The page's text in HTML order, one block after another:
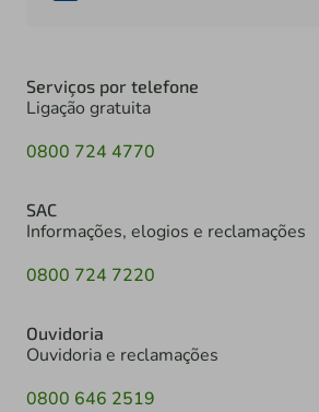
Serviços por telefone
Ligação gratuita
0800 724 4770
SAC
Informações, elogios e reclamações
0800 724 7220
Ouvidoria
Ouvidoria e reclamações
0800 646 2519